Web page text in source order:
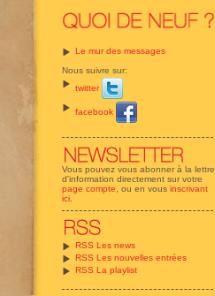
Le mur des messages
Nous suivre sur:
twitter
facebook
Vous pouvez vous abonner à la lettre
d'information directement sur votre
page compte , ou en vous inscrivant
ici
RSS Les news
RSS Les nouvelles entrées
RSS La playlist